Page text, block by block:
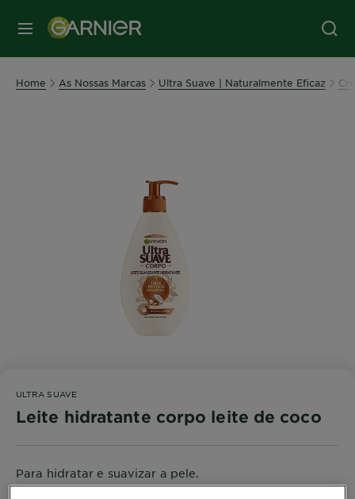
MENU
Home As Nossas Marcas Ultra Suave | Naturalmente Eficaz
ULTRA SUAVE
Leite hidratante corpo leite de coco
Para hidratar e suavizar a pele.